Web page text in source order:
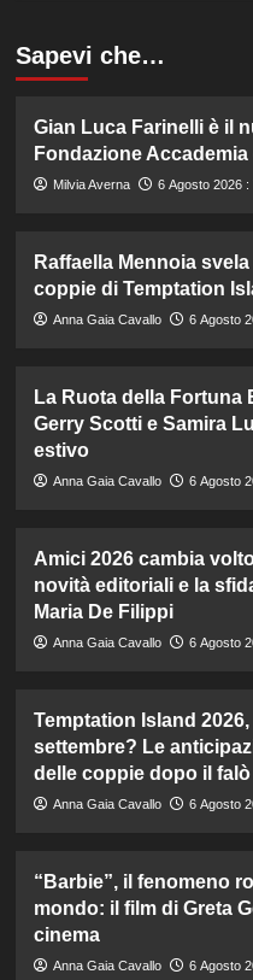
Sapevi che…
Gian Luca Farinelli è il
Fondazione
Milvia Averna 6 Agosto 2026 :
Raffaella Mennoia
coppie di Temptation
Anna Gaia Cavallo 6 Agosto
La Ruota della Fortuna
Gerry Scotti e Samira
estivo
Anna Gaia Cavallo 6 Agosto
Amici 2026 cambia
novità editoriali e la
Maria De Filippi
Anna Gaia Cavallo 6 Agosto
Temptation Island
settembre? Le
delle coppie dopo il falò
Anna Gaia Cavallo 6 Agosto
“Barbie”, il fenomeno
mondo: il film di Greta
cinema
Anna Gaia Cavallo 6 Agosto